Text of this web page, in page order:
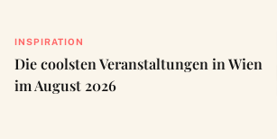
INSPIRATION
Die coolsten Veranstaltungen in Wien
im August 2026